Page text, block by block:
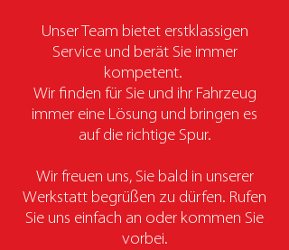
Unser Team bietet erstklassigen
Service und berät Sie immer
kompetent.
Wir finden für Sie und ihr Fahrzeug
immer eine Lösung und bringen es
auf die richtige Spur.
Wir freuen uns, Sie bald in unserer
Werkstatt begrüßen zu dürfen. Rufen
Sie uns einfach an oder kommen Sie
vorbei.